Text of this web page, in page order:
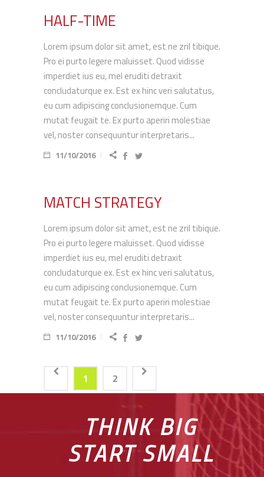
HALF-TIME
Lorem ipsum dolor sit amet, est ne zril tibique.
Pro ei purto legere maluisset. Quod vidisse
imperdiet ius eu, mel eruditi detraxit
concludaturque ex. Est ex hinc veri salutatus,
eu cum adipiscing conclusionemque. Cum
mutat feugait te. Ex purto aperiri molestiae
vel, noster consequuntur interpretaris...
11/10/2016
MATCH STRATEGY
Lorem ipsum dolor sit amet, est ne zril tibique.
Pro ei purto legere maluisset. Quod vidisse
imperdiet ius eu, mel eruditi detraxit
concludaturque ex. Est ex hinc veri salutatus,
eu cum adipiscing conclusionemque. Cum
mutat feugait te. Ex purto aperiri molestiae
vel, noster consequuntur interpretaris...
11/10/2016
1 2
THINK BIG
START SMALL